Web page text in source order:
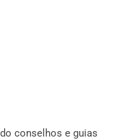
conselhos e guias